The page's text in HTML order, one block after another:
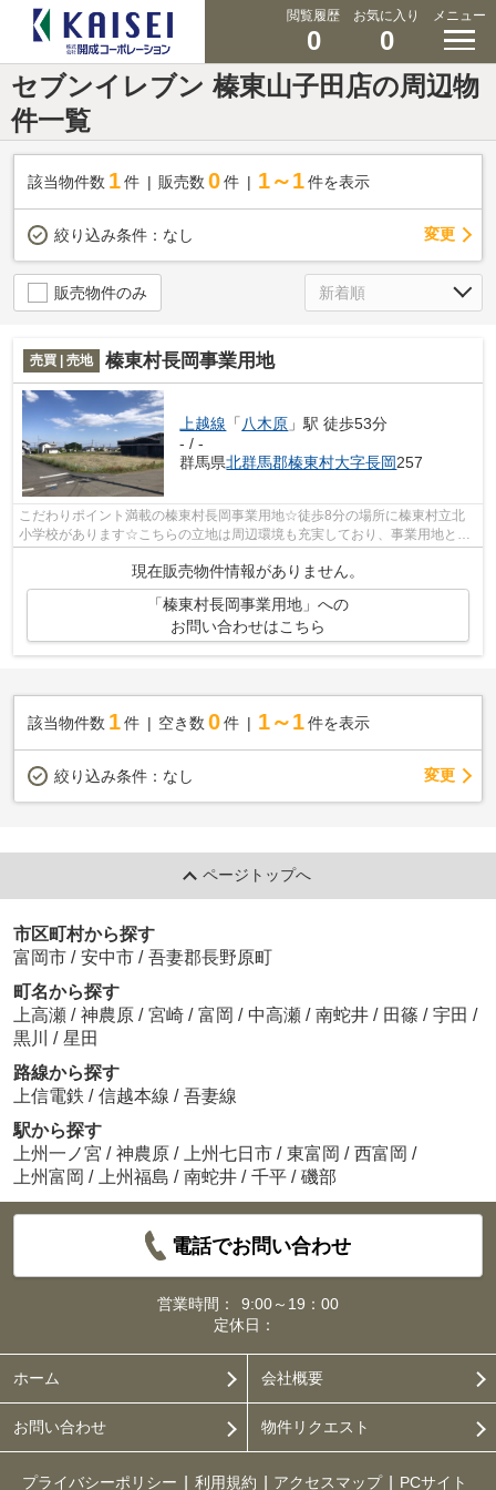
閲覧履歴
0
お気に入り
0
メニュー
セブンイレブン 榛東山子田店の周辺物
件一覧
該当物件数 1件 販売数 0 件 1～1 件を表示
絞り込み条件： なし 変更
販売物件のみ
売買 | 売地 榛東村長岡事業用地
上越線 「八木原 」駅 徒歩53分
- / -
群馬県北群馬郡榛東村大字長岡257
こだわりポイント満載の榛東村長岡事業用地☆徒歩8分の場所に榛東村立北
小学校があります☆こちらの立地は周辺環境も充実しており、事業用地とし
現在販売物件情報がありません。
「榛東村長岡事業用地」への
お問い合わせはこちら
該当物件数 1件 空き数 0 件 1～1 件を表示
絞り込み条件： なし 変更
ページトップへ
市区町村から探す
富岡市 / 安中市 / 吾妻郡長野原町
町名から探す
上高瀬 / 神農原 / 宮崎 / 富岡 / 中高瀬 / 南蛇井 / 田篠 / 宇田 /
黒川 / 星田
路線から探す
上信電鉄 / 信越本線 / 吾妻線
駅から探す
上州一ノ宮 / 神農原 / 上州七日市 / 東富岡 / 西富岡 /
上州富岡 / 上州福島 / 南蛇井 / 千平 / 磯部
電話でお問い合わせ
営業時間：
9:00～19：00
定休日：
ホーム 会社概要
お問い合わせ 物件リクエスト
プライバシーポリシー 利用規約 アクセスマップ PCサイト